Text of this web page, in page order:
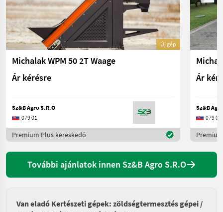
Új gép
Michalak WPM 50 2T Waage
Ár kérésre
Sz&B Agro S.R.O
079 01
Premium Plus kereskedő
Ár
Sz&B
079 01
További ajánlatok innen Sz&B Agro S.R.O
Van eladó Kertészeti gépek: zöldségtermesztés gépei /